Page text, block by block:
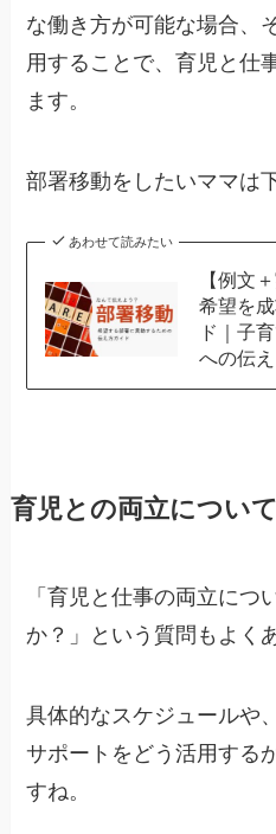
な働き方が可能な場合、
用することで、育児と仕
ます。
部署移動をしたいママは
あわせて読みたい
【例文
希望を
ド｜子
への伝
育児との両立につい
「育児と仕事の両立につ
か？」という質問もよく
具体的なスケジュールや
サポートをどう活用する
すね。